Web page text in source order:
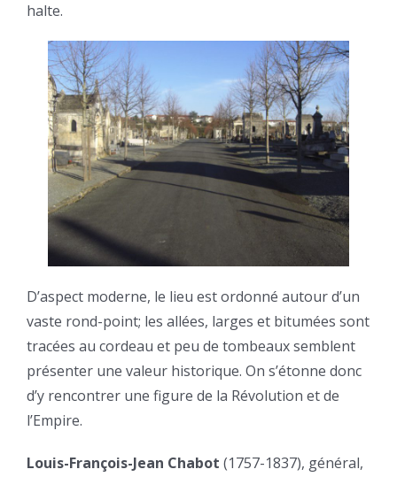
halte.
D’aspect moderne, le lieu est ordonné autour d’un
vaste rond-point; les allées, larges et bitumées sont
tracées au cordeau et peu de tombeaux semblent
présenter une valeur historique. On s’étonne donc
d’y rencontrer une figure de la Révolution et de
l’Empire.
Louis-François-Jean Chabot (1757-1837), général,